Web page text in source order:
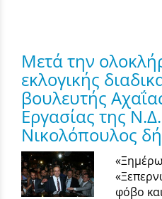
Μετά την
εκλογικής
βουλευτής
Εργασίας της
Νικολόπουλος
φόβο